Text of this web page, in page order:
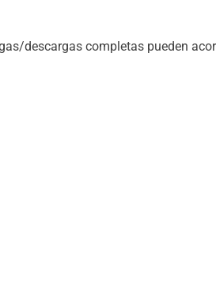
descargas completas pueden